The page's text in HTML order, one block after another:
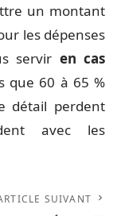
un montant
les dépenses
servir en cas
que 60 à 65 %
détail perdent
avec les
SUIVANT